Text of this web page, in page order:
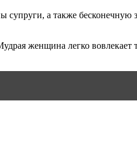
а также бесконечную
женщина легко вовлекает